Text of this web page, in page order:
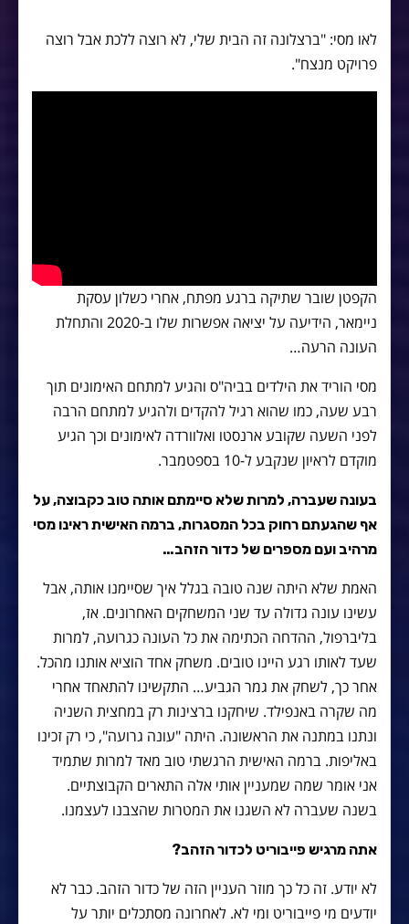
לאו מסי: "ברצלונה זה הבית שלי, לא רוצה ללכת אבל רוצה
פרויקט מנצח".
הקפטן שובר שתיקה ברגע מפתח, אחרי כשלון עסקת
ניימאר, הידיעה על יציאה אפשרות שלו ב-2020 והתחלת
העונה הרעה…
מסי הוריד את הילדים בביה"ס והגיע למתחם האימונים תוך
רבע שעה, כמו שהוא רגיל להקדים ולהגיע למתחם הרבה
לפני השעה שקובע ארנסטו ואלוורדה לאימונים וכך הגיע
מוקדם לראיון שנקבע ל-10 בספטמבר.
בעונה שעברה, למרות שלא סיימתם אותה טוב כקבוצה, על
אף שהגעתם רחוק בכל המסגרות, ברמה האישית ראינו מסי
מרהיב ועם מספרים של כדור הזהב…
האמת שלא היתה שנה טובה בגלל איך שסיימנו אותה, אבל
עשינו עונה גדולה עד שני המשחקים האחרונים. אז,
בליברפול, ההדחה הכתימה את כל העונה כגרועה, למרות
שעד לאותו רגע היינו טובים. משחק אחד הוציא אותנו מהכל.
אחר כך, לשחק את גמר הגביע… התקשינו להתאחד אחרי
מה שקרה באנפילד. שיחקנו ברצינות רק במחצית השניה
ונתנו במתנה את הראשונה. היתה "עונה גרועה", כי רק זכינו
באליפות. ברמה האישית הרגשתי טוב מאד למרות שתמיד
אני אומר שמה שמעניין אותי אלה התארים הקבוצתיים.
בשנה שעברה לא השגנו את המטרות שהצבנו לעצמנו.
אתה מרגיש פייבוריט לכדור הזהב?
לא יודע. זה כל כך מוזר העניין הזה של כדור הזהב. כבר לא
יודעים מי פייבוריט ומי לא. לאחרונה מסתכלים יותר על